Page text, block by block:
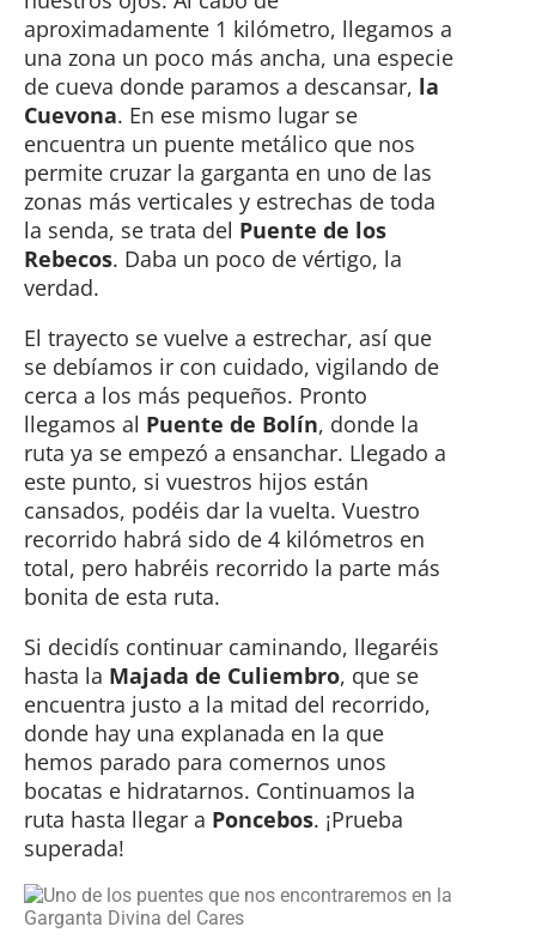
aproximadamente 1 kilómetro, llegamos a
una zona un poco más ancha, una especie
de cueva donde paramos a descansar, la
Cuevona. En ese mismo lugar se
encuentra un puente metálico que nos
permite cruzar la garganta en uno de las
zonas más verticales y estrechas de toda
la senda, se trata del Puente de los
Rebecos. Daba un poco de vértigo, la
verdad.
El trayecto se vuelve a estrechar, así que
se debíamos ir con cuidado, vigilando de
cerca a los más pequeños. Pronto
llegamos al Puente de Bolín, donde la
ruta ya se empezó a ensanchar. Llegado a
este punto, si vuestros hijos están
cansados, podéis dar la vuelta. Vuestro
recorrido habrá sido de 4 kilómetros en
total, pero habréis recorrido la parte más
bonita de esta ruta.
Si decidís continuar caminando, llegaréis
hasta la Majada de Culiembro, que se
encuentra justo a la mitad del recorrido,
donde hay una explanada en la que
hemos parado para comernos unos
bocatas e hidratarnos. Continuamos la
ruta hasta llegar a Poncebos. ¡Prueba
superada!